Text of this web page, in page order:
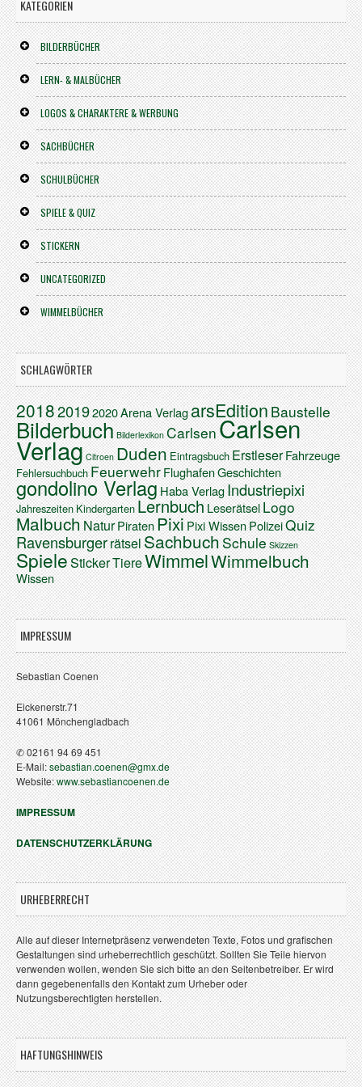
KATEGORIEN
BILDERBÜCHER
LERN- & MALBÜCHER
LOGOS & CHARAKTERE & WERBUNG
SACHBÜCHER
SCHULBÜCHER
SPIELE & QUIZ
STICKERN
UNCATEGORIZED
WIMMELBÜCHER
SCHLAGWÖRTER
201820192020Arena VerlagarsEditionBaustelle
Bilderbuch Bilderlexikon CarlsenCarlsen
Verlag Citroen DudenEintragsbuchErstleserFahrzeuge
FehlersuchbuchFeuerwehrFlughafenGeschichten
gondolino VerlagHaba VerlagIndustriepixi
JahreszeitenKindergartenLernbuchLeserätselLogo
MalbuchNaturPiratenPixiPixi WissenPolizeiQuiz
RavensburgerrätselSachbuchSchule Skizzen
SpieleStickerTiereWimmelWimmelbuch
Wissen
IMPRESSUM
Sebastian Coenen
Eickenerstr.71
41061 Mönchengladbach
✆ 02161 94 69 451
E-Mail:sebastian.coenen@gmx.de
Website:www.sebastiancoenen.de
IMPRESSUM
DATENSCHUTZERKLÄRUNG
URHEBERRECHT
Alle auf dieser Internetpräsenz verwendeten Texte, Fotos und grafischen
Gestaltungen sind urheberrechtlich geschützt. Sollten Sie Teile hiervon
verwenden wollen, wenden Sie sich bitte an den Seitenbetreiber. Er wird
dann gegebenenfalls den Kontakt zum Urheber oder
Nutzungsberechtigten herstellen.
HAFTUNGSHINWEIS